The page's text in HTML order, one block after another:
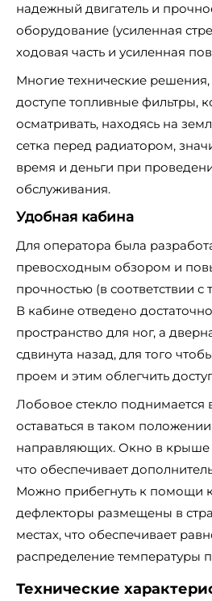
надежный двигатель и
оборудование (усиленная
ходовая часть и усиленная
Многие технические
доступе топливные фильтры,
осматривать, находясь на
сетка перед радиатором,
время и деньги при
обслуживания.
Удобная кабина
Для оператора была
превосходным обзором и
прочностью (в соответствии
В кабине отведено
пространство для ног, а
сдвинута назад, для того
проем и этим облегчить
Лобовое стекло поднимается
оставаться в таком положении
направляющих. Окно в крыше
что обеспечивает
Можно прибегнуть к помощи
дефлекторы размещены в
местах, что обеспечивает
распределение температуры
Технические